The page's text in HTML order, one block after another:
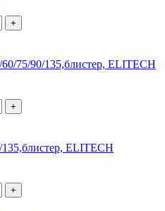
+
75/90/135,блистер, ELITECH
+
ELITECH
+